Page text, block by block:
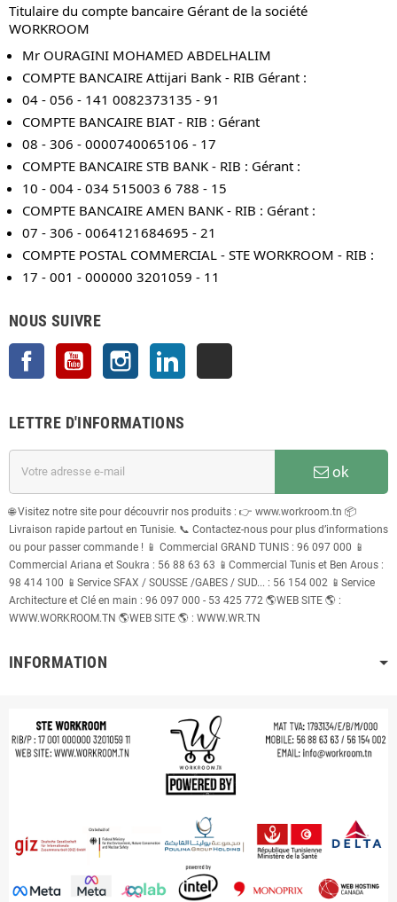
Titulaire du compte bancaire Gérant de la société
WORKROOM
Mr OURAGINI MOHAMED ABDELHALIM
COMPTE BANCAIRE Attijari Bank - RIB Gérant :
04 - 056 - 141 0082373135 - 91
COMPTE BANCAIRE BIAT - RIB : Gérant
08 - 306 - 0000740065106 - 17
COMPTE BANCAIRE STB BANK - RIB : Gérant :
10 - 004 - 034 515003 6 788 - 15
COMPTE BANCAIRE AMEN BANK - RIB : Gérant :
07 - 306 - 0064121684695 - 21
COMPTE POSTAL COMMERCIAL - STE WORKROOM - RIB :
17 - 001 - 000000 3201059 - 11
NOUS SUIVRE
Facebook YouTube Instagram
LETTRE D'INFORMATIONS
ok
🌐 Visitez notre site pour découvrir nos produits : 👉 www.workroom.tn 📦
Livraison rapide partout en Tunisie. 📞 Contactez-nous pour plus d’informations
ou pour passer commande ! 📱 Commercial GRAND TUNIS : 96 097 000 📱
Commercial Ariana et Soukra : 56 88 63 63 📱Commercial Tunis et Ben Arous :
98 414 100 📱Service SFAX / SOUSSE /GABES / SUD... : 56 154 002 📱Service
Architecture et Clé en main : 96 097 000 - 53 425 772 🌎WEB SITE 🌎 :
WWW.WORKROOM.TN 🌎WEB SITE 🌎 : WWW.WR.TN
INFORMATION